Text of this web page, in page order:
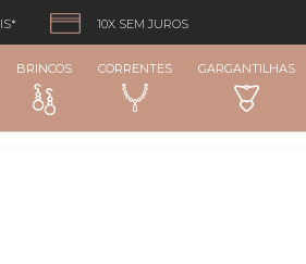
10X SEM JUROS
BRINCOS CORRENTES GARGANTILHAS